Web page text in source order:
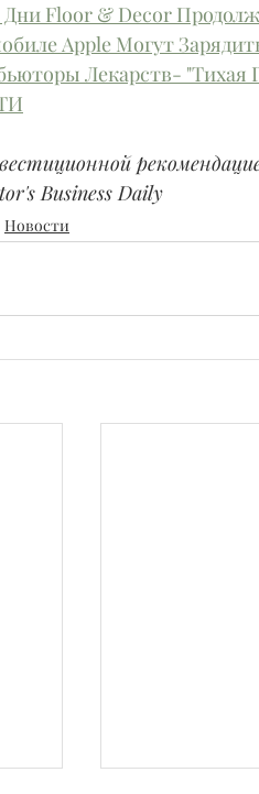
Floor & Decor
Apple Могут
Лекарств- "Тихая
Business Daily
Новости